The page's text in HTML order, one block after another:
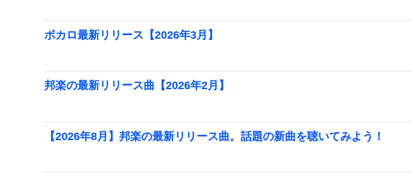
ボカロ最新リリース【2026年3月】
邦楽の最新リリース曲【2026年2月】
【2026年8月】邦楽の最新リリース曲。話題の新曲を聴いてみよう！